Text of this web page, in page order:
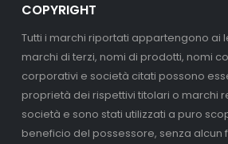
COPYRIGHT
Tutti i marchi riportati appartengono ai
marchi di terzi, nomi di prodotti, nomi
corporativi e società citati possono
proprietà dei rispettivi titolari o marchi
società e sono stati utilizzati a puro
beneficio del possessore, senza alcun